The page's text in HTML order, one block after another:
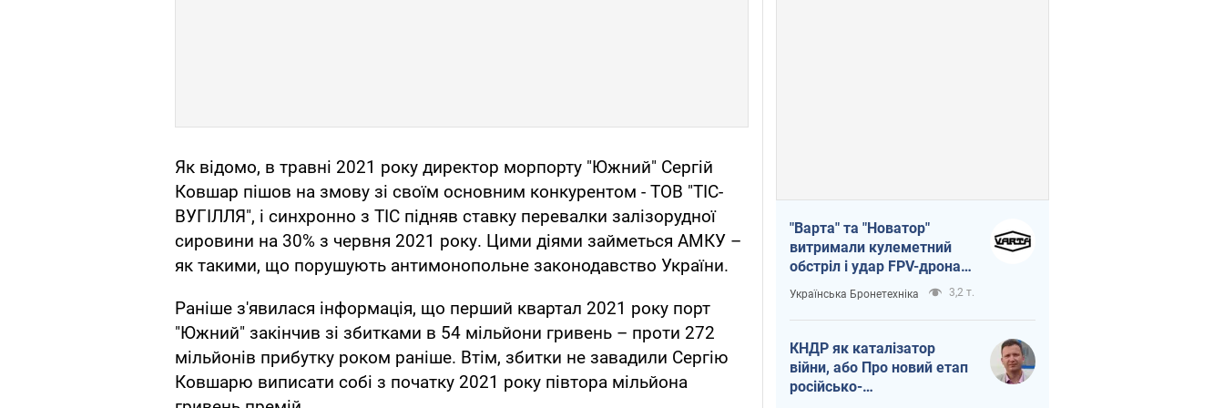
Як відомо, в травні 2021 року директор морпорту "Южний" Сергій
Ковшар пішов на змову зі своїм основним конкурентом - ТОВ "ТІС-
ВУГІЛЛЯ", і синхронно з ТІС підняв ставку перевалки залізорудної
сировини на 30% з червня 2021 року. Цими діями займеться АМКУ –
як такими, що порушують антимонопольне законодавство України.
Раніше з'явилася інформація, що перший квартал 2021 року порт
"Южний" закінчив зі збитками в 54 мільйони гривень – проти 272
мільйонів прибутку роком раніше. Втім, збитки не завадили Сергію
Ковшарю виписати собі з початку 2021 року півтора мільйона
"Варта" та "Новатор"
витримали кулеметний
обстріл і удар FPV-дрона,
врятувавши життя
офіцеру ЗСУ
Українська Бронетехніка 3,2 т.
КНДР як каталізатор
війни, або Про новий етап
російсько-